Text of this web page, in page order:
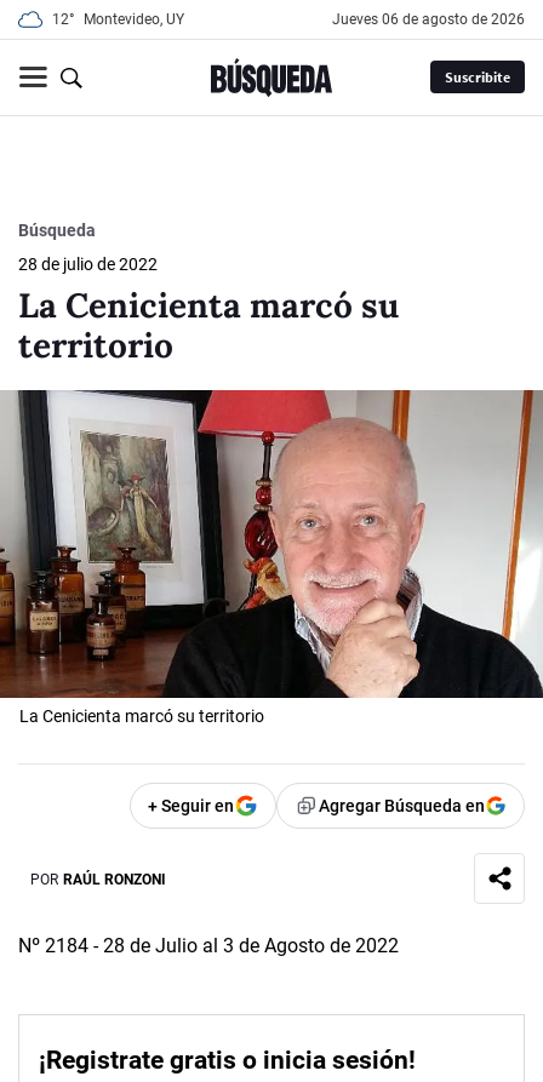
12° Montevideo, UY jueves 06 de agosto de 2026
Suscribite
Búsqueda
28 de julio de 2022
La Cenicienta marcó su
territorio
La Cenicienta marcó su territorio
+ Seguir en Agregar Búsqueda en
POR RAÚL RONZONI
Nº 2184 - 28 de Julio al 3 de Agosto de 2022
¡Registrate gratis o inicia sesión!